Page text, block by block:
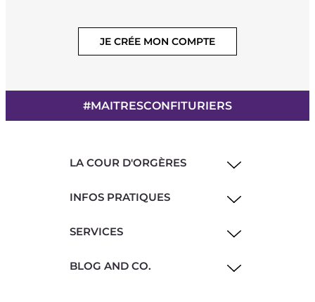
JE CRÉE MON COMPTE
#MAITRESCONFITURIERS
LA COUR D'ORGÈRES
INFOS PRATIQUES
SERVICES
BLOG AND CO.